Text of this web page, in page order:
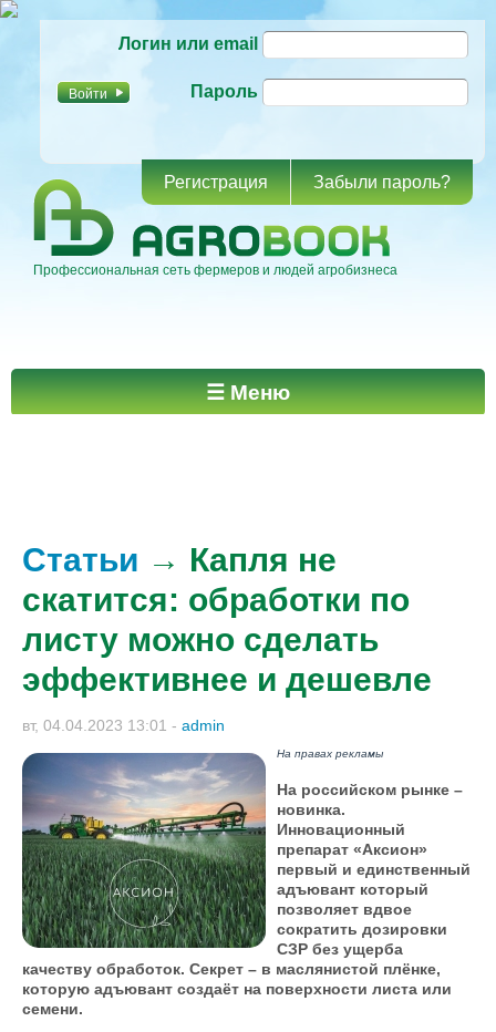
основному
Логин или email
Пароль
Регистрация Забыли пароль?
Профессиональная сеть фермеров и людей агробизнеса
Главное меню ☰ Меню
Статьи → Капля не
скатится: обработки по
листу можно сделать
эффективнее и дешевле
вт, 04.04.2023 13:01 - admin
На правах рекламы
На российском рынке –
новинка.
Инновационный
препарат «Аксион»
первый и единственный
адъювант который
позволяет вдвое
сократить дозировки
СЗР без ущерба
качеству обработок. Секрет – в маслянистой плёнке,
которую адъювант создаёт на поверхности листа или
семени.